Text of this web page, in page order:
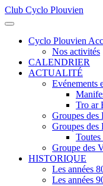
Club Cyclo Plouvien
Cyclo Plouvien
Nos activités
CALENDRIER
ACTUALITÉ
Evénements
Tro ar
Groupes des
Groupes des
Groupe des
HISTORIQUE
Les années
Les années
précédente
précédent
suivante
suivant